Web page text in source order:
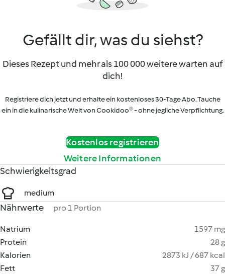
Gefällt dir, was du siehst?
Dieses Rezept und mehr als 100 000 weitere warten auf
dich!
Registriere dich jetzt und erhalte ein kostenloses 30-Tage Abo. Tauche
ein in die kulinarische Welt von Cookidoo® - ohne jegliche Verpflichtung.
Kostenlos registrieren
Weitere Informationen
Schwierigkeitsgrad
medium
Nährwerte pro 1 Portion
Natrium
1597 mg
Protein
28 g
Kalorien
2873 kJ / 687 kcal
Fett
37 g